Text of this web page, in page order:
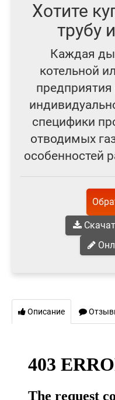
Хотите
трубу
Каждая
котельной
предприятия
специфики
отводимых
особенностей
Описание